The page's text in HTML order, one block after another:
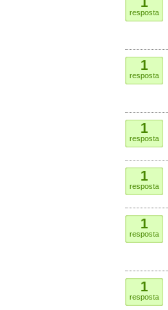
resposta
1
resposta
1
resposta
1
resposta
1
resposta
1
resposta